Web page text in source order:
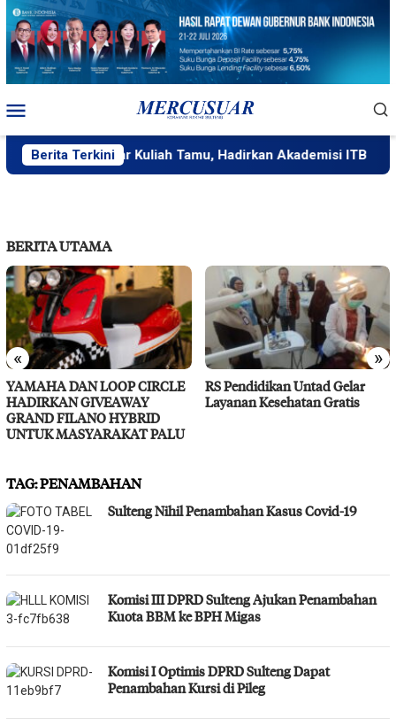
Loncat
konten
Mobile
Berita Terkini
Untad Gelar Kuliah Tamu, Hadirkan Akademisi ITB
BERITA UTAMA
« »
YAMAHA DAN LOOP CIRCLE
HADIRKAN GIVEAWAY
GRAND FILANO HYBRID
UNTUK MASYARAKAT PALU
RS Pendidikan Untad Gelar
Layanan Kesehatan Gratis
TAG:PENAMBAHAN
Sulteng Nihil Penambahan Kasus Covid-19
Komisi III DPRD Sulteng Ajukan Penambahan
Kuota BBM ke BPH Migas
Komisi I Optimis DPRD Sulteng Dapat
Penambahan Kursi di Pileg